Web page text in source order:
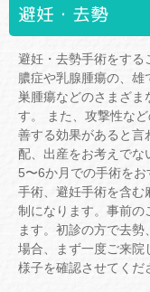
避妊・去勢
避妊・去勢手術をする
膿症や乳腺腫瘍の、雄
巣腫瘍などのさまざま
す。 また、攻撃性な
善する効果があると言
配、出産をお考えでな
5〜6か月での手術を
手術、避妊手術を含む
制になります。事前の
ます。初診の方で去
場合、まず一度ご来院
様子を確認させてくだ